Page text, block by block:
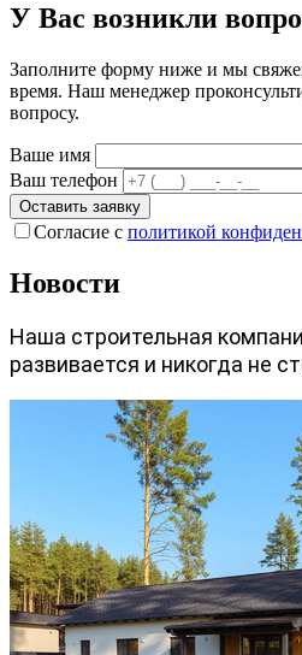
У Вас возникли
Заполните форму ниже и мы
время. Наш менеджер
вопросу.
Ваше имя
Ваш телефон
Оставить заявку
Согласие с политикой
Новости
Наша строительная
развивается и никогда не